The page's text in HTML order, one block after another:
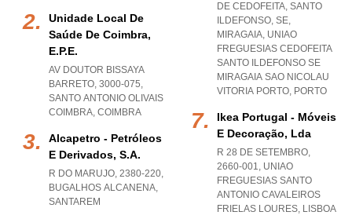
Unidade Local De
Saúde De Coimbra,
E.p.e.
AV DOUTOR BISSAYA
BARRETO, 3000-075,
SANTO ANTONIO OLIVAIS
COIMBRA, COIMBRA
Alcapetro - Petróleos
E Derivados, S.a.
R DO MARUJO, 2380-220,
BUGALHOS ALCANENA,
SANTAREM
DE CEDOFEITA, SANTO
ILDEFONSO, SE,
MIRAGAIA, UNIAO
FREGUESIAS CEDOFEITA
SANTO ILDEFONSO SE
MIRAGAIA SAO NICOLAU
VITORIA PORTO, PORTO
Ikea Portugal - Móveis
E Decoração, Lda
R 28 DE SETEMBRO,
2660-001, UNIAO
FREGUESIAS SANTO
ANTONIO CAVALEIROS
FRIELAS LOURES, LISBOA